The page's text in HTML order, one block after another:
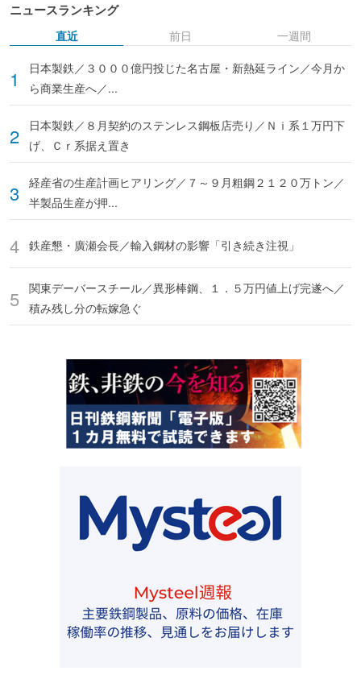
ニュースランキング
直近
日本製鉄／３０００億円投じた名古屋・新熱延ライン／今月か
ら商業生産へ／...
日本製鉄／８月契約のステンレス鋼板店売り／Ｎｉ系１万円下
げ、Ｃｒ系据え置き
経産省の生産計画ヒアリング／７～９月粗鋼２１２０万トン／
半製品生産が押...
鉄産懇・廣瀬会長／輸入鋼材の影響「引き続き注視」
関東デーバースチール／異形棒鋼、１．５万円値上げ完遂へ／
積み残し分の転嫁急ぐ
前日 一週間